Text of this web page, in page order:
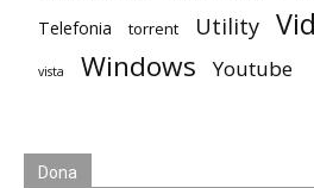
Telefonia torrent Utility
vista Windows Youtube
Dona